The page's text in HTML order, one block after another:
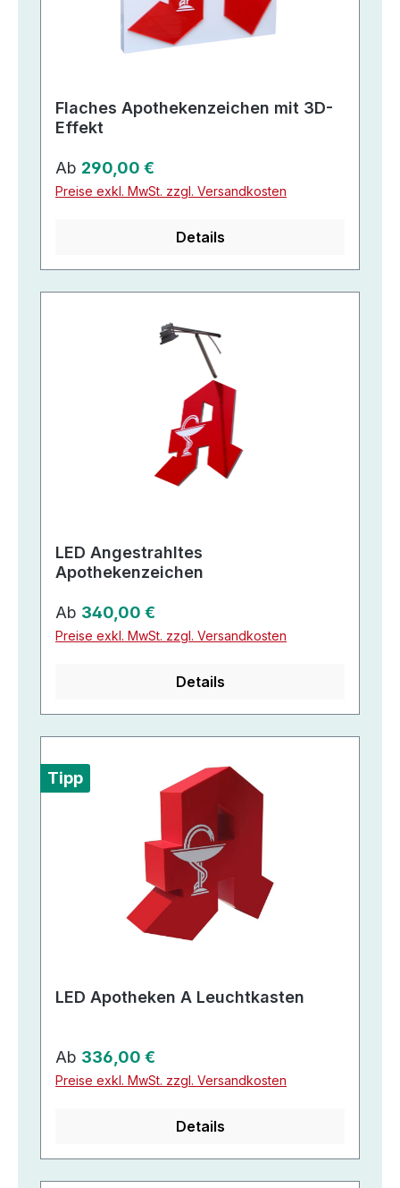
Flaches Apothekenzeichen mit 3D-
Effekt
Regulärer Preis:
Ab 290,00 €
Preise exkl. MwSt. zzgl. Versandkosten
Details
LED Angestrahltes
Apothekenzeichen
Regulärer Preis:
Ab 340,00 €
Preise exkl. MwSt. zzgl. Versandkosten
Details
Tipp
LED Apotheken A Leuchtkasten
Regulärer Preis:
Ab 336,00 €
Preise exkl. MwSt. zzgl. Versandkosten
Details